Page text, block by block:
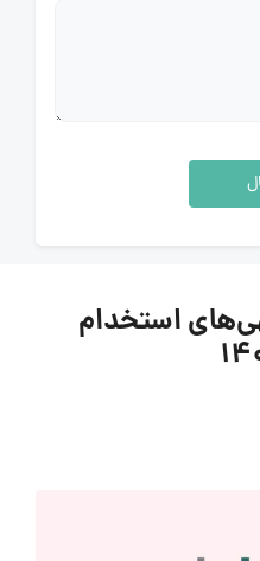
استخدام